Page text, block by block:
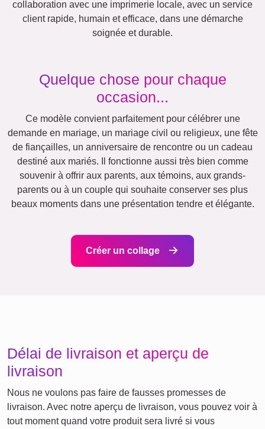
Jubilé Retraite
Chiffres
Anniversaire